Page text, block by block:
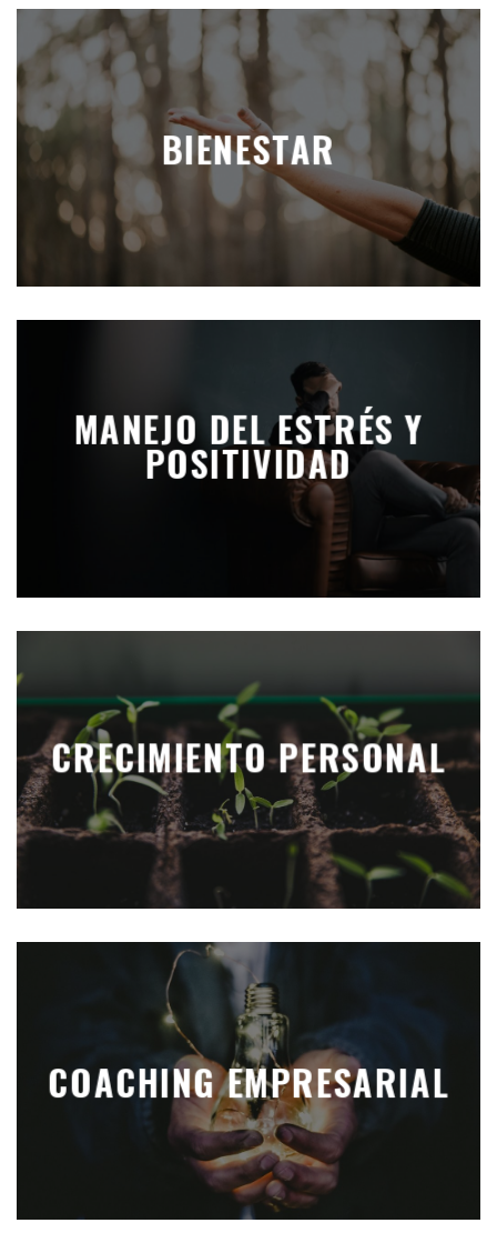
BIENESTAR
MANEJO DEL ESTRÉS Y
POSITIVIDAD
CRECIMIENTO PERSONAL
COACHING EMPRESARIAL